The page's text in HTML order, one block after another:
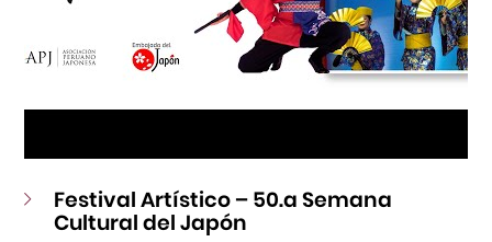
Festival Artístico – 50.a Semana
Cultural del Japón